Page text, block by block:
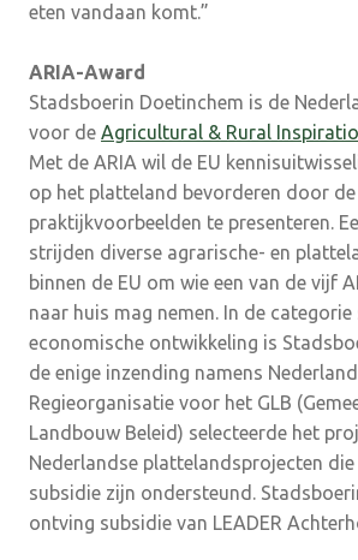
eten vandaan komt.”
ARIA-Award
Stadsboerin Doetinchem is de
voor de Agricultural & Rural
Met de ARIA wil de EU
op het platteland bevorderen door de
praktijkvoorbeelden te presenteren.
strijden diverse agrarische- en
binnen de EU om wie een van de vijf
naar huis mag nemen. In de
economische ontwikkeling is
de enige inzending namens
Regieorganisatie voor het GLB
Landbouw Beleid) selecteerde het
Nederlandse plattelandsprojecten die
subsidie zijn ondersteund.
ontving subsidie van LEADER